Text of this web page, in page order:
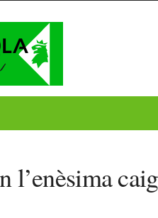
l’enèsima